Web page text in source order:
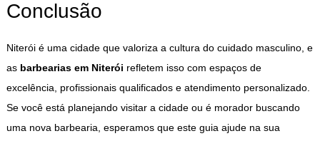
Conclusão
Niterói é uma cidade que valoriza a cultura do cuidado masculino, e
as barbearias em Niterói refletem isso com espaços de
excelência, profissionais qualificados e atendimento personalizado.
Se você está planejando visitar a cidade ou é morador buscando
uma nova barbearia, esperamos que este guia ajude na sua